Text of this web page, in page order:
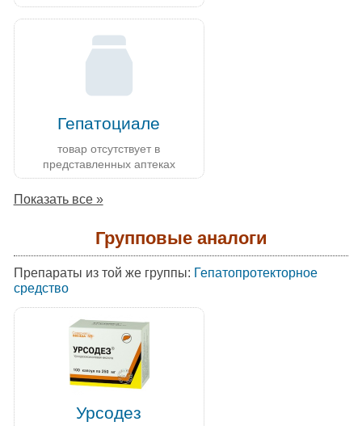
Гепатоциале
товар отсутствует в
представленных аптеках
Показать все »
Групповые аналоги
Препараты из той же группы: Гепатопротекторное
средство
Урсодез